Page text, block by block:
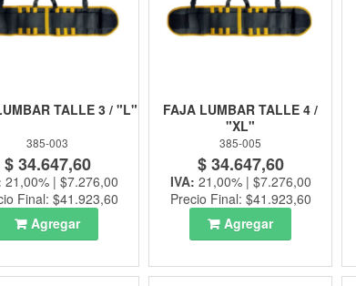
TALLE 3 / "L"
385-003
$ 34.647,60
21,00% | $7.276,00
Final: $41.923,60
Agregar
FAJA LUMBAR TALLE 4 /
"XL"
385-005
$ 34.647,60
IVA: 21,00% | $7.276,00
Precio Final: $41.923,60
Agregar